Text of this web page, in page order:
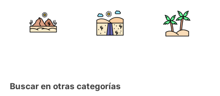
Buscar en otras categorías